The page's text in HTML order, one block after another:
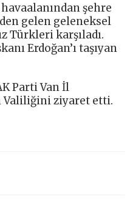
havaalanından şehre
gelen geleneksel
Türkleri karşıladı.
Erdoğan’ı taşıyan
Parti Van İl
Valiliğini ziyaret etti.